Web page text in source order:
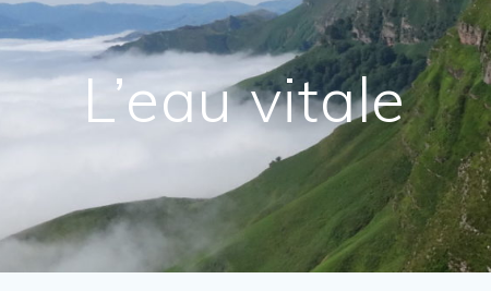
L’eau vitale